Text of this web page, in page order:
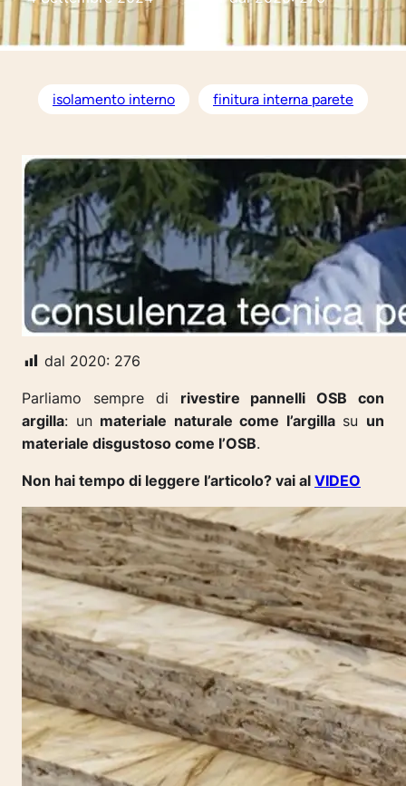
isolamento interno finitura interna parete
dal 2020: 276
Parliamo sempre di rivestire pannelli OSB con
argilla: un materiale naturale come l’argillasu un
materiale disgustoso come l’OSB.
Non hai tempo di leggere l’articolo? vai al VIDEO